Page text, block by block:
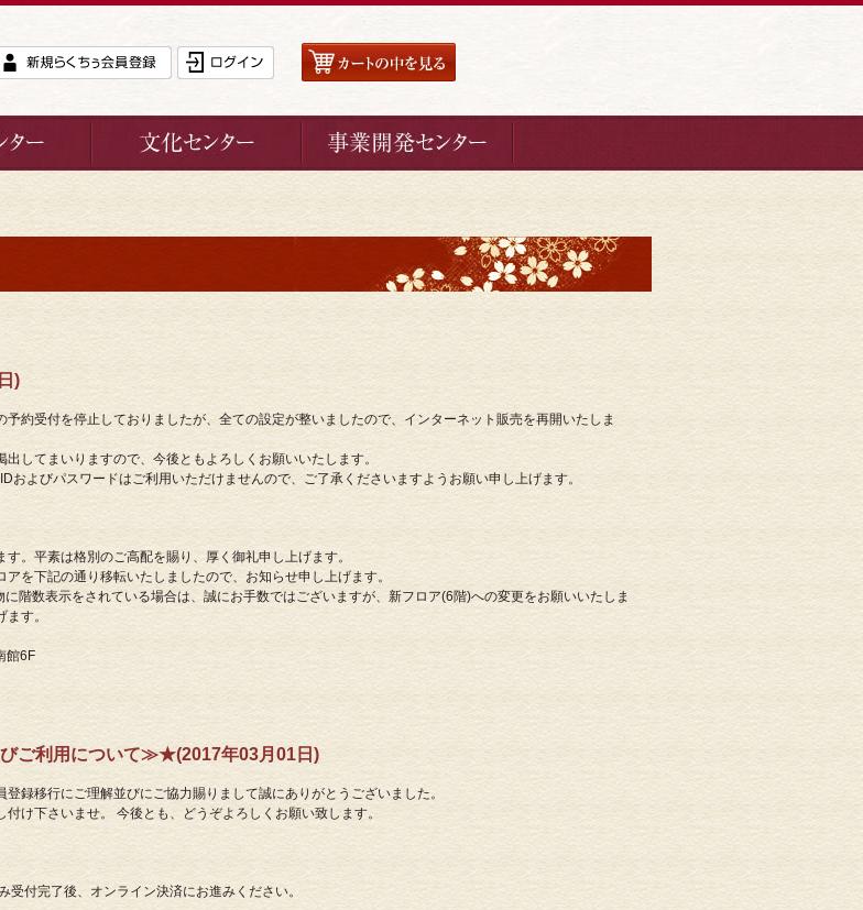
)
約受付を停止しておりましたが、全ての設定が整いましたので、インターネット販売を再開いたしま
してまいりますので、今後ともよろしくお願いいたします。
よびパスワードはご利用いただけませんので、ご了承くださいますようお願い申し上げます。
。平素は格別のご高配を賜り、厚く御礼申し上げます。
を下記の通り移転いたしましたので、お知らせ申し上げます。
階数表示をされている場合は、誠にお手数ではございますが、新フロア(6階)への変更をお願いいたしま
す。
館6F
ご利用について≫★(2017年03月01日)
録移行にご理解並びにご協力賜りまして誠にありがとうございました。
け下さいませ。 今後とも、どうぞよろしくお願い致します。
付完了後、オンライン決済にお進みください。